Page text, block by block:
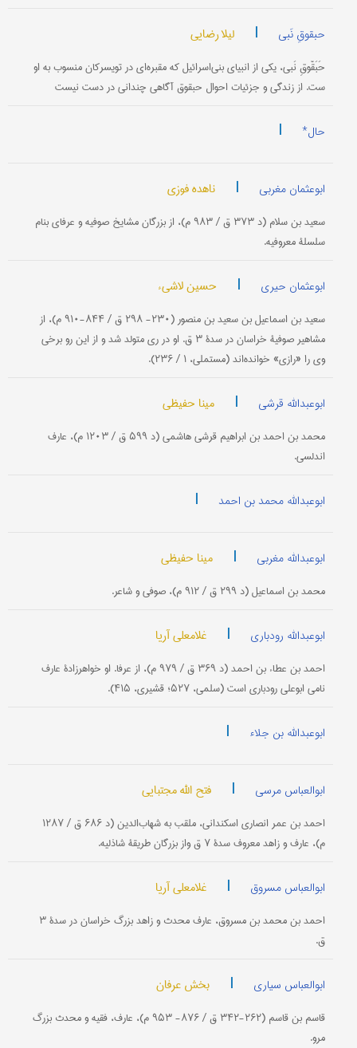
حبقوقِ نَبی | لیلا رضایی
حَبَقّوقِ نَبی، یکی از انبیای بنی‌اسرائیل که مقبره‌ای در تویسرکان منسوب به او
ست. از زندگی و جزئیات احوال حبقوق آگاهی چندانی در دست نیست
حال* |
ابوعثمان مغربی | ناهده فوزی
سعید بن سلام (د ۳۷۳ ق / ۹۸۳ م)، از بزرگان مشایخ صوفیه و عرفای بنام
سلسلۀ معروفیه.
ابوعثمان حیری | حسین لاشیء
سعید بن اسماعیل بن سعید بن منصور (۲۳۰- ۲۹۸ ق / ۸۴۴-۹۱۰ م)،‌ از
مشاهیر صوفیۀ خراسان در سدۀ ۳ ق. او در ری متولد شد و از این رو برخی
وی را «رازی» خوانده‌اند (مستملی، ۱ / ۲۳۶).
ابوعبدالله قرشی | مینا حفیظی
محمد بن احمد بن ابراهیم قرشی هاشمی (د ۵۹۹ ق / ۱۲۰۳ م)، عارف
اندلسی.
ابوعبدالله محمد بن احمد |
ابوعبدالله مغربی | مینا حفیظی
محمد بن اسماعیل (د ۲۹۹ ق / ۹۱۲ م)، صوفی و شاعر.
ابوعبدالله رودباری | غلامعلی آریا
احمد بن عطاء بن احمد (د ۳۶۹ ق / ۹۷۹ م)، از عرفا. او خواهرزادۀ عارف
نامی ابوعلی رودباری است (سلمی، ۵۲۷؛ قشیری، ۴۱۵).
ابوعبدالله بن جلاء |
ابوالعباس مرسی | فتح الله مجتبایی
احمد بن عمر انصاری اسكندانی، ملقب به شهاب‌الدین (د ۶۸۶ ق / ۱۲۸۷
م)، عارف و زاهد معروف سدۀ ۷ ق واز بزرگان طریقۀ شاذلیه.
ابوالعباس مسروق | غلامعلی آریا
احمد بن محمد بن مسروق، عارف محدث و زاهد بزرگ خراسان در سدۀ ۳
ق.
ابوالعباس سیاری | بخش عرفان
قاسم بن قاسم (۲۶۲-۳۴۲ ق / ۸۷۶- ۹۵۳ م)، عارف، فقیه و محدث بزرگ
مرو.